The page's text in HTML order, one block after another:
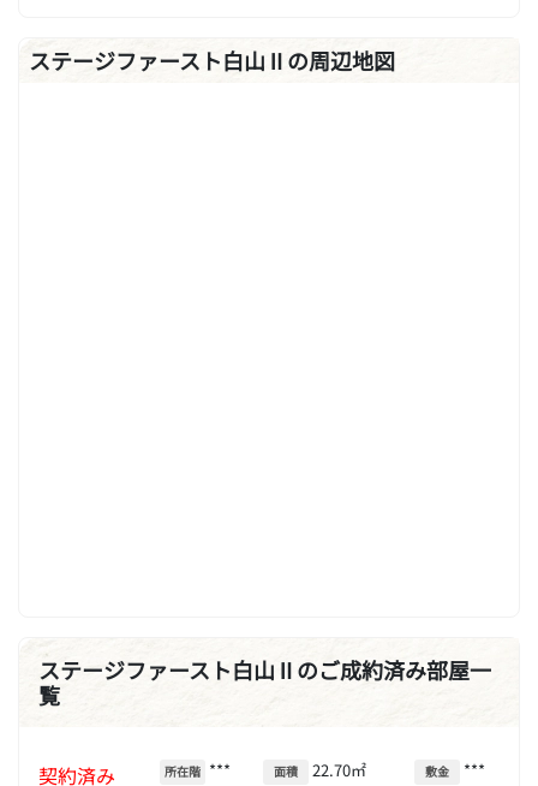
ステージファースト白山Ⅱの周辺地図
ステージファースト白山Ⅱのご成約済み部屋一
覧
契約済み 所在階 *** 面積 22.70㎡ 敷金 ***